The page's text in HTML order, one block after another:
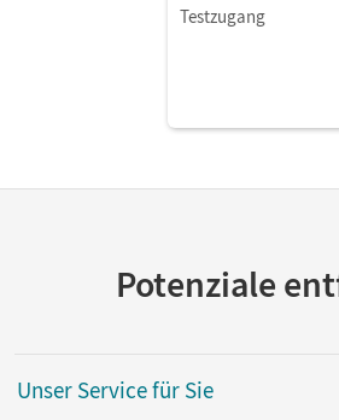
Testzugang
Potenziale
Unser Service für Sie